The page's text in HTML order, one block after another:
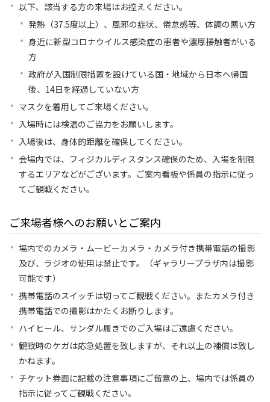
以下、該当する方の来場はお控えください。
発熱（37.5度以上）、風邪の症状、倦怠感等、体調の悪い方
身近に新型コロナウイルス感染症の患者や濃厚接触者がいる
方
政府が入国制限措置を設けている国・地域から日本へ帰国
後、14日を経過していない方
マスクを着用してご来場ください。
入場時には検温のご協力をお願いします。
入場後は、身体的距離を確保してください。
会場内では、フィジカルディスタンス確保のため、入場を制限
するエリアなどがございます。ご案内看板や係員の指示に従っ
てご観戦ください。
ご来場者様へのお願いとご案内
場内でのカメラ・ムービーカメラ・カメラ付き携帯電話の撮影
及び、ラジオの使用は禁止です。（ギャラリープラザ内は撮影
可能です）
携帯電話のスイッチは切ってご観戦ください。またカメラ付き
携帯電話での撮影はかたくお断りします。
ハイヒール、サンダル履きでのご入場はご遠慮ください。
観戦時のケガは応急処置を致しますが、それ以上の補償は致し
かねます。
チケット券面に記載の注意事項にご留意の上、場内では係員の
指示に従ってご観戦ください。